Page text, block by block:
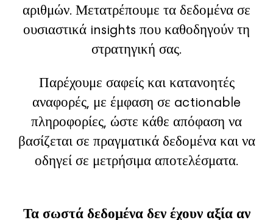
αριθμών. Μετατρέπουμε τα δεδομένα σε
ουσιαστικά insights που καθοδηγούν τη
στρατηγική σας.
Παρέχουμε σαφείς και κατανοητές
αναφορές, με έμφαση σε actionable
πληροφορίες, ώστε κάθε απόφαση να
βασίζεται σε πραγματικά δεδομένα και να
οδηγεί σε μετρήσιμα αποτελέσματα.
Τα σωστά δεδομένα δεν έχουν αξία αν